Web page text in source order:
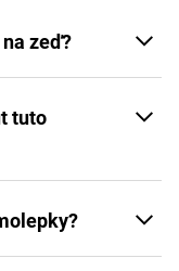
zeď?
tuto